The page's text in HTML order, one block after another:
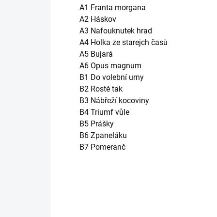
A1 Franta morgana
A2 Háskov
A3 Nafouknutek hrad
A4 Holka ze starejch časů
A5 Bujará
A6 Opus magnum
B1 Do volební urny
B2 Rostě tak
B3 Nábřeží kocoviny
B4 Triumf vůle
B5 Prášky
B6 Zpaneláku
B7 Pomeranč